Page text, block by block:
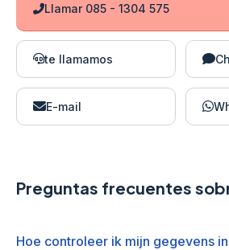
Llamar 085 - 1304 575
te llamamos
E-mail
Preguntas frecuentes
Hoe controleer ik mijn gegevens in